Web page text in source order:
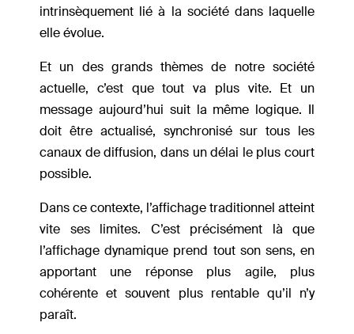
intrinsèquement lié à la société dans laquelle
elle évolue.
Et un des grands thèmes de notre société
actuelle, c’est que tout va plus vite. Et un
message aujourd’hui suit la même logique. Il
doit être actualisé, synchronisé sur tous les
canaux de diffusion, dans un délai le plus court
possible.
Dans ce contexte, l’affichage traditionnel atteint
vite ses limites. C’est précisément là que
l’affichage dynamique prend tout son sens, en
apportant une réponse plus agile, plus
cohérente et souvent plus rentable qu’il n’y
paraît.